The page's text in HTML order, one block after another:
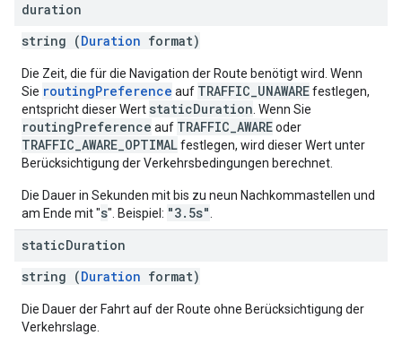
duration
string (Duration format)
Die Zeit, die für die Navigation der Route benötigt wird. Wenn
Sie routingPreference auf TRAFFIC_UNAWAREfestlegen,
entspricht dieser Wert staticDuration . Wenn Sie
routingPreference auf TRAFFIC_AWAREoder
TRAFFIC_AWARE_OPTIMALfestlegen, wird dieser Wert unter
Berücksichtigung der Verkehrsbedingungen berechnet.
Die Dauer in Sekunden mit bis zu neun Nachkommastellen und
am Ende mit "s". Beispiel: "3.5s"
staticDuration
string (Duration format)
Die Dauer der Fahrt auf der Route ohne Berücksichtigung der
Verkehrslage.